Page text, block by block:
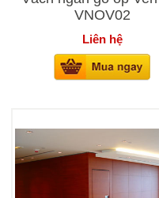
VNOV02
Liên hệ